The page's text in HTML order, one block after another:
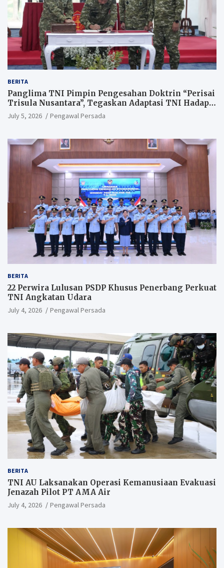
BERITA
Panglima TNI Pimpin Pengesahan Doktrin “Perisai
Trisula Nusantara”, Tegaskan Adaptasi TNI Hadapi
Perang Modern
July 5, 2026 Pengawal Persada
BERITA
22 Perwira Lulusan PSDP Khusus Penerbang Perkuat
TNI Angkatan Udara
July 4, 2026 Pengawal Persada
BERITA
TNI AU Laksanakan Operasi Kemanusiaan Evakuasi
Jenazah Pilot PT AMA Air
July 4, 2026 Pengawal Persada